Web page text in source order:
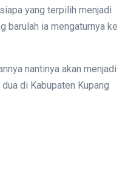
yang terpilih menjadi
barulah ia mengaturnya ke
nantinya akan menjadi
di Kabupaten Kupang